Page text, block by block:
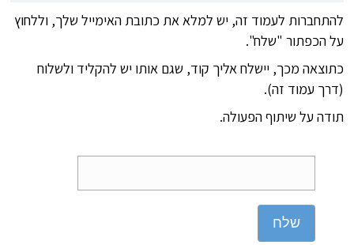
להתחברות לעמוד זה, יש למלא את כתובת האימייל שלך, וללחוץ
על הכפתור "שלח".
כתוצאה מכך, יישלח אליך קוד, שגם אותו יש להקליד ולשלוח
(דרך עמוד זה).
תודה על שיתוף הפעולה.
שלח